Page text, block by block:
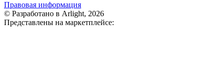
Правовая информация
© Разработано в Arlight, 2026
Представлены на маркетплейсе: